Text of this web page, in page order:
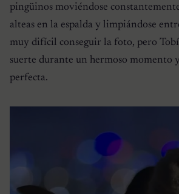
pingüinos moviéndose
alteas en la espalda y limpiándose
muy difícil conseguir la foto, pero
suerte durante un hermoso momento
perfecta.